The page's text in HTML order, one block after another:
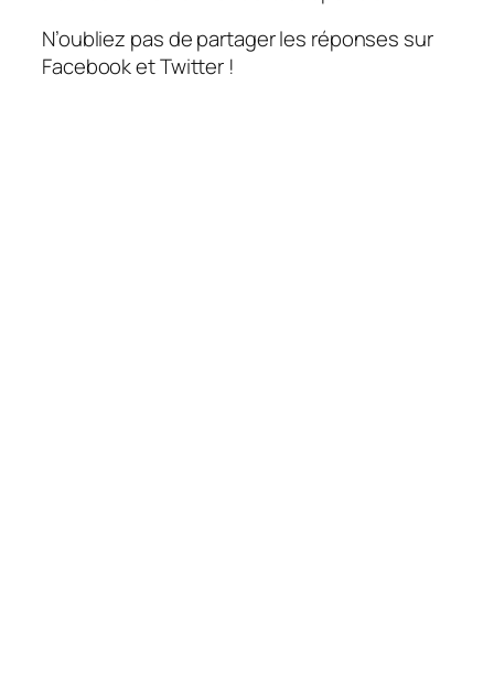
N’oubliez pas de partager les réponses sur
Facebook et Twitter !